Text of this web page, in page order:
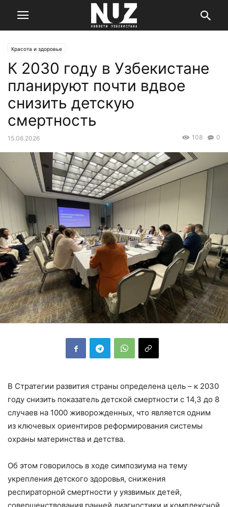
Красота и здоровье
К 2030 году в Узбекистане
планируют почти вдвое
снизить детскую
смертность
15.06.2026 0
108
В Стратегии развития страны определена цель – к 2030
году снизить показатель детской смертности с 14,3 до 8
случаев на 1000 живорожденных, что является одним
из ключевых ориентиров реформирования системы
охраны материнства и детства.
Об этом говорилось в ходе симпозиума на тему
укрепления детского здоровья, снижения
респираторной смертности у уязвимых детей,